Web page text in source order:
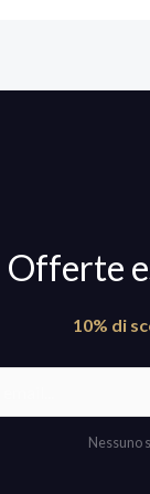
Offerte
10% di
Nessuno